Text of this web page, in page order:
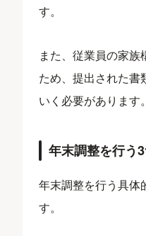
す。
また、従業員の家
ため、提出された書
いく必要があります。
年末調整を行う
年末調整を行う具体
す。